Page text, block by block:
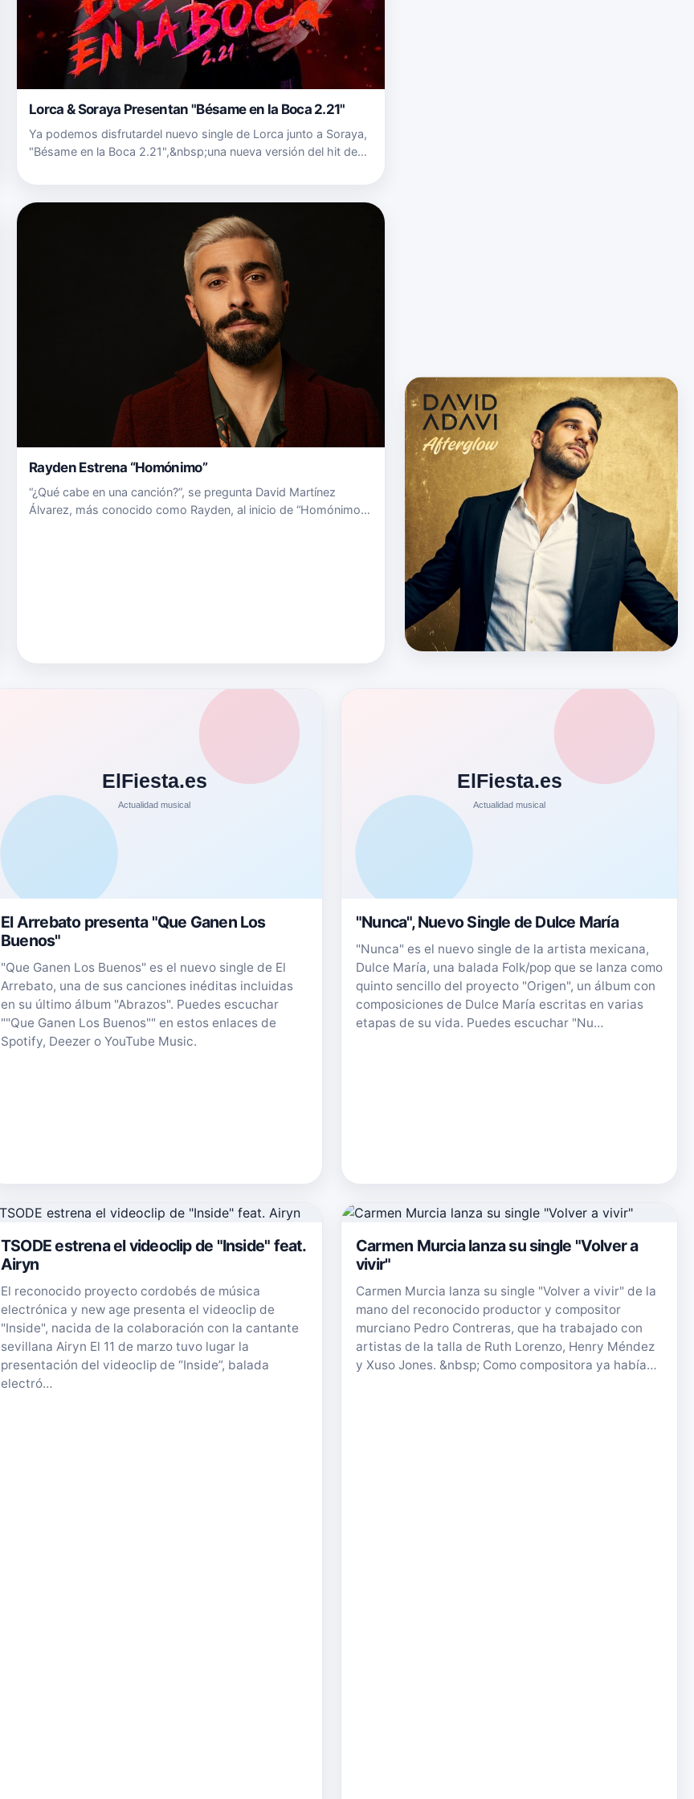
Lorca & Soraya Presentan "Bésame en la Boca 2.21"
Ya podemos disfrutardel nuevo single de Lorca junto a Soraya,
"Bésame en la Boca 2.21",&nbsp;una nueva versión del hit de
espectacular videoclip dirigido por&nbsp;Salva Musté. Puede…
Rayden Estrena “Homónimo”
“¿Qué cabe en una canción?”, se pregunta David Martínez
Álvarez, más conocido como Rayden, al inicio de “Homónimo”,
El Arrebato presenta "Que Ganen Los
Buenos"
"Que Ganen Los Buenos" es el nuevo single de El
Arrebato, una de sus canciones inéditas incluidas
en su último álbum "Abrazos". Puedes escuchar
""Que Ganen Los Buenos"" en estos enlaces de
Spotify, Deezer o YouTube Music.
"Nunca", Nuevo Single de Dulce María
"Nunca" es el nuevo single de la artista mexicana,
Dulce María, una balada Folk/pop que se lanza como
quinto sencillo del proyecto "Origen", un álbum con
composiciones de Dulce María escritas en varias
etapas de su vida. Puedes escuchar "Nu…
TSODE estrena el videoclip de "Inside" feat.
Airyn
El reconocido proyecto cordobés de música
electrónica y new age presenta el videoclip de
"Inside", nacida de la colaboración con la cantante
sevillana Airyn El 11 de marzo tuvo lugar la
presentación del videoclip de “Inside”, balada
electró…
Carmen Murcia lanza su single "Volver a
vivir"
Carmen Murcia lanza su single "Volver a vivir" de la
mano del reconocido productor y compositor
murciano Pedro Contreras, que ha trabajado con
artistas de la talla de Ruth Lorenzo, Henry Méndez
y Xuso Jones. &nbsp; Como compositora ya había…